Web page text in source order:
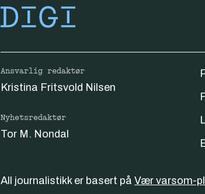
Ansvarlig redaktør
Kristina Fritsvold Nilsen
Nyhetsredaktør
Tor M. Nondal
All journalistikk er basert på Vær varsom-